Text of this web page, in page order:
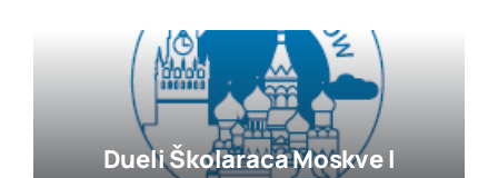
Dueli Školaraca Moskve I